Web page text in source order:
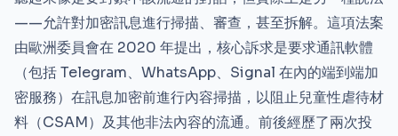
——允許對加密訊息進行掃描、審查，甚至拆解。這項法案
由歐洲委員會在 2020 年提出，核心訴求是要求通訊軟體
（包括 Telegram、WhatsApp、Signal 在內的端到端加
密服務）在訊息加密前進行內容掃描，以阻止兒童性虐待材
料（CSAM）及其他非法內容的流通。前後經歷了兩次投